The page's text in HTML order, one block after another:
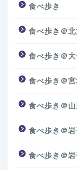
食べ歩き
食べ歩き＠
食べ歩き＠大
食べ歩き＠宮
食べ歩き＠山
食べ歩き＠岩
食べ歩き＠岩